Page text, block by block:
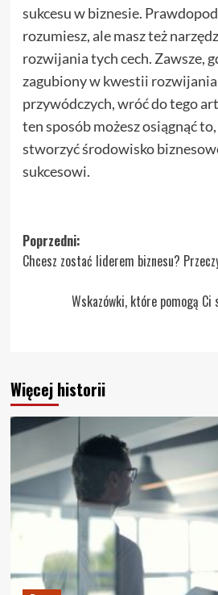
sukcesu w biznesie.
rozumiesz, ale masz też
rozwijania tych cech. Zawsze,
zagubiony w kwestii
przywódczych, wróć do tego
ten sposób możesz osiągnąć
stworzyć środowisko
sukcesowi.
Zobacz
wpisy
Poprzedni:
Chcesz zostać liderem biznesu?
Wskazówki, które pomogą
Więcej historii